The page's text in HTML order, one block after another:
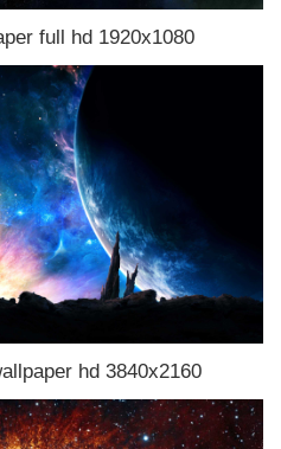
full hd 1920x1080
hd 3840x2160